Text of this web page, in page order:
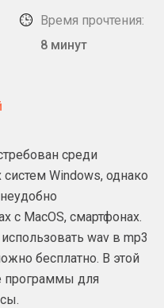
Время прочтения:
8 минут
среди
Windows, однако
с MacOS, смартфонах.
wav в mp3
бесплатно. В этой
программы для